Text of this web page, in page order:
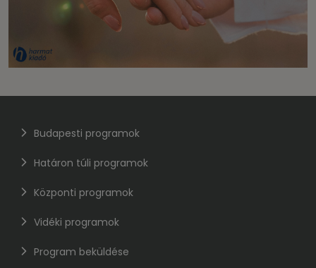
Budapesti programok
Határon túli programok
Központi programok
Vidéki programok
Program beküldése